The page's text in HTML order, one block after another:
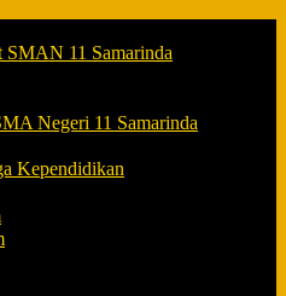
SMAN 11 Samarinda
Negeri 11 Samarinda
Kependidikan